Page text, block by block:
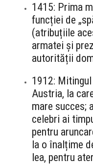
1415: Prima
funcției de
(atribuțiile
armatei și
autorității
1912:
Austria, la
mare succes;
celebri ai
pentru
la o înalțime
lea, pentru